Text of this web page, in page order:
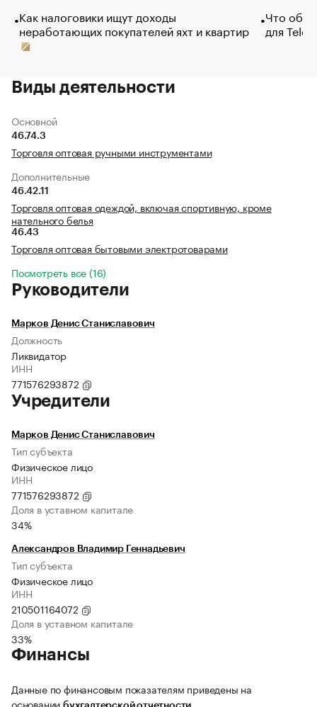
Как налоговики ищут доходы
неработающих покупателей яхт и квартир
Что
для
Виды деятельности
Основной
46.74.3
Торговля оптовая ручными инструментами
Дополнительные
46.42.11
Торговля оптовая одеждой, включая спортивную, кроме
нательного белья
46.43
Торговля оптовая бытовыми электротоварами
Посмотреть все (16)
Руководители
Марков Денис Станиславович
Должность
Ликвидатор
ИНН
771576293872
Учредители
Марков Денис Станиславович
Тип субъекта
Физическое лицо
ИНН
771576293872
Доля в уставном капитале
34%
Александров Владимир Геннадьевич
Тип субъекта
Физическое лицо
ИНН
210501164072
Доля в уставном капитале
33%
Финансы
Данные по финансовым показателям приведены на
основании